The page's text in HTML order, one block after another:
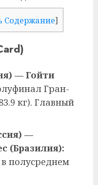
Содержание]
— Гойти
Гран-
кг). Главный
—
(Бразилия):
полусреднем